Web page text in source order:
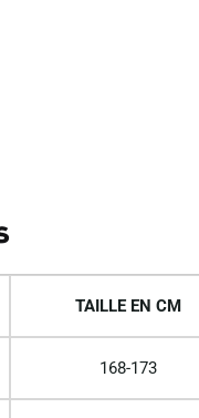
TAILLE EN CM
168-173